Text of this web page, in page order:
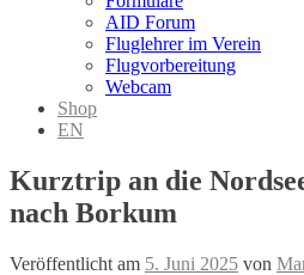
AID Forum
Fluglehrer im Verein
Flugvorbereitung
Webcam
Shop
EN
Kurztrip an die
nach Borkum
Veröffentlicht am 5. Juni 2025 von